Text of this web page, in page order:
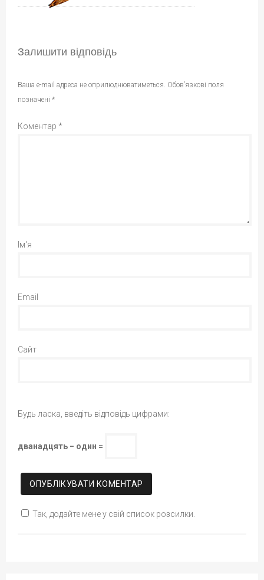
Залишити відповідь
Ваша e-mail адреса не оприлюднюватиметься. Обов’язкові поля
позначені *
Коментар *
Ім'я
Email
Сайт
Будь ласка, введіть відповідь цифрами:
дванадцять − один =
Так, додайте мене у свій список розсилки.